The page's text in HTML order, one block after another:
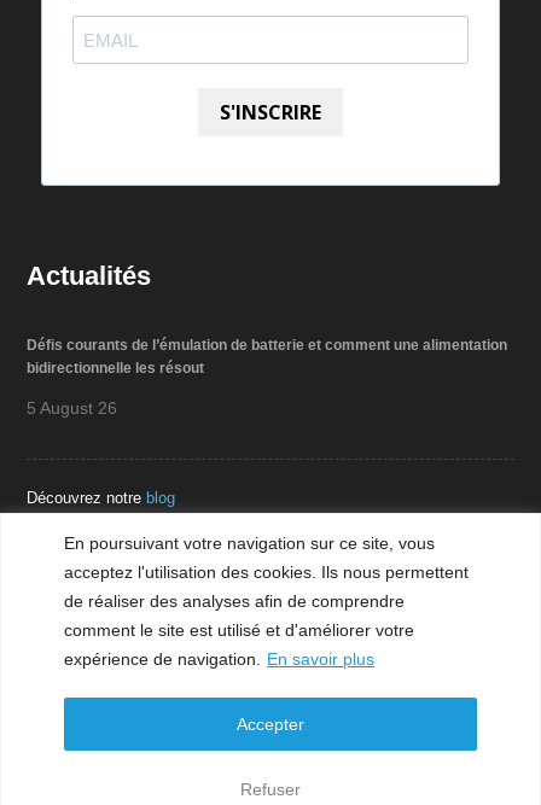
En poursuivant votre navigation sur ce site, vous
acceptez l'utilisation des cookies. Ils nous permettent
de réaliser des analyses afin de comprendre
comment le site est utilisé et d'améliorer votre
expérience de navigation.
En savoir plus
Refuser
Accepter
S'INSCRIRE
Actualités
Défis courants de l’émulation de batterie et comment une alimentation
bidirectionnelle les résout
5 August 26
Découvrez notre blog
Téléchargement